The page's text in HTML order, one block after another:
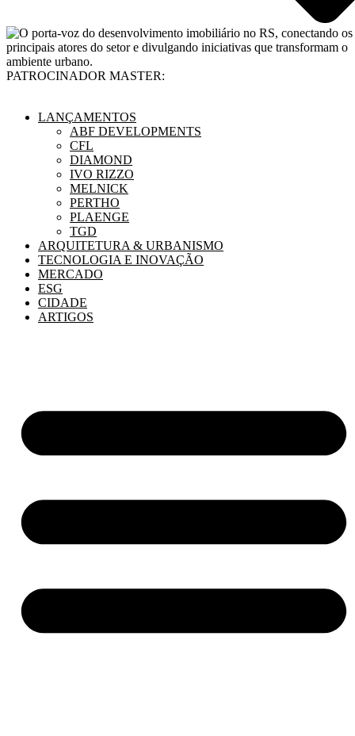
PATROCINADOR MASTER:
LANÇAMENTOS
ABF DEVELOPMENTS
CFL
DIAMOND
IVO RIZZO
MELNICK
PERTHO
PLAENGE
TGD
ARQUITETURA & URBANISMO
TECNOLOGIA E INOVAÇÃO
MERCADO
ESG
CIDADE
ARTIGOS